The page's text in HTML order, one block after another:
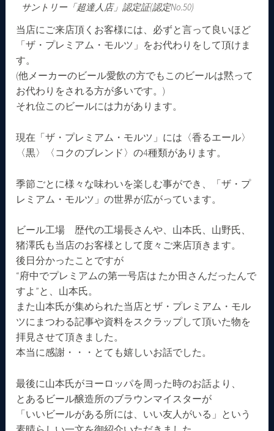
サントリー「超達人店」認定証(認定No.50)
当店にご来店頂くお客様には、必ずと言って良いほど
「ザ・プレミアム・モルツ」をお代わりをして頂けま
す。
(他メーカーのビール愛飲の方でもこのビールは黙って
お代わりをされる方が多いです。)
それ位このビールには力があります。
現在「ザ・プレミアム・モルツ」には〈香るエール〉
〈黒〉〈コクのブレンド〉の4種類があります。
季節ごとに様々な味わいを楽しむ事ができ、「ザ・プ
レミアム・モルツ」の世界が広がっています。
ビール工場 歴代の工場長さんや、山本氏、山野氏、
猪澤氏も当店のお客様として度々ご来店頂きます。
後日分かったことですが
“府中でプレミアムの第一号店は たか田さんだったんで
すよ”と、山本氏。
また山本氏が集められた当店とザ・プレミアム・モル
ツにまつわる記事や資料をスクラップして頂いた物を
拝見させて頂きました。
本当に感謝・・・とても嬉しいお話でした。
最後に山本氏がヨーロッパを周った時のお話より、
とあるビール醸造所のブラウンマイスターが
「いいビールがある所には、いい友人がいる」という